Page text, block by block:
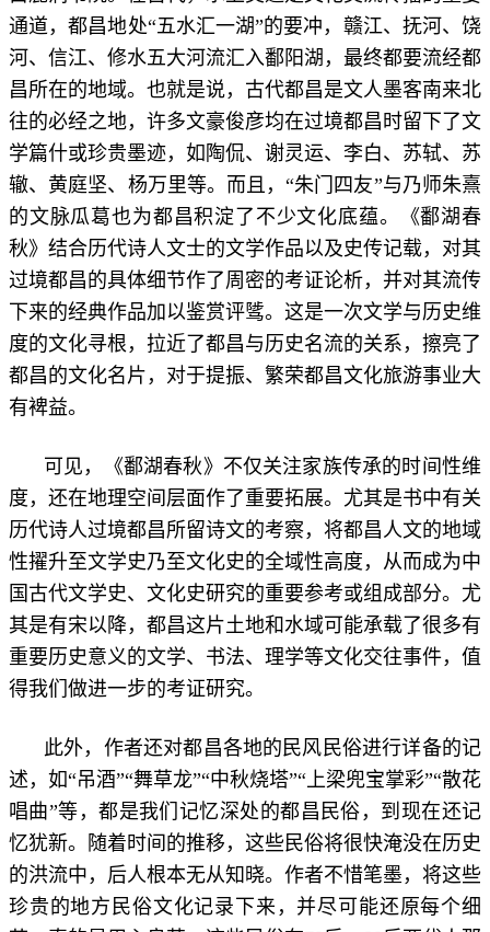
通道，都昌地处“五水汇一湖”的要冲，赣江、抚河、饶
河、信江、修水五大河流汇入鄱阳湖，最终都要流经都
昌所在的地域。也就是说，古代都昌是文人墨客南来北
往的必经之地，许多文豪俊彦均在过境都昌时留下了文
学篇什或珍贵墨迹，如陶侃、谢灵运、李白、苏轼、苏
辙、黄庭坚、杨万里等。而且，“朱门四友”与乃师朱熹
的文脉瓜葛也为都昌积淀了不少文化底蕴。《鄱湖春
秋》结合历代诗人文士的文学作品以及史传记载，对其
过境都昌的具体细节作了周密的考证论析，并对其流传
下来的经典作品加以鉴赏评骘。这是一次文学与历史维
度的文化寻根，拉近了都昌与历史名流的关系，擦亮了
都昌的文化名片，对于提振、繁荣都昌文化旅游事业大
有裨益。
可见，《鄱湖春秋》不仅关注家族传承的时间性维
度，还在地理空间层面作了重要拓展。尤其是书中有关
历代诗人过境都昌所留诗文的考察，将都昌人文的地域
性擢升至文学史乃至文化史的全域性高度，从而成为中
国古代文学史、文化史研究的重要参考或组成部分。尤
其是有宋以降，都昌这片土地和水域可能承载了很多有
重要历史意义的文学、书法、理学等文化交往事件，值
得我们做进一步的考证研究。
此外，作者还对都昌各地的民风民俗进行详备的记
述，如“吊酒”“舞草龙”“中秋烧塔”“上梁兜宝掌彩”“散花
唱曲”等，都是我们记忆深处的都昌民俗，到现在还记
忆犹新。随着时间的推移，这些民俗将很快淹没在历史
的洪流中，后人根本无从知晓。作者不惜笔墨，将这些
珍贵的地方民俗文化记录下来，并尽可能还原每个细